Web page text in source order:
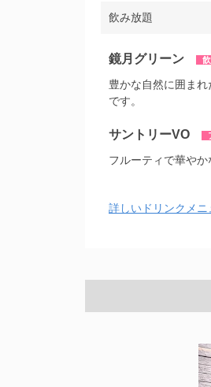
飲み放題
鏡月グリーン
豊かな自然に囲ま
です。
サントリーVO
フルーティで華や
詳しいドリンクメニ